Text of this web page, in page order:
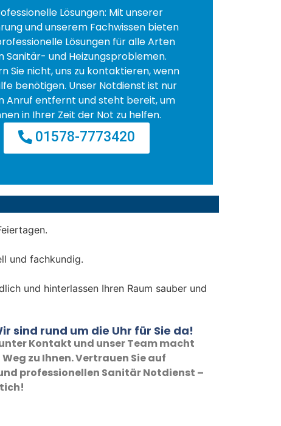
Lösungen: Mit unserer
und unserem Fachwissen bieten
Lösungen für alle Arten
Sanitär- und Heizungsproblemen.
Sie nicht, uns zu kontaktieren, wenn
benötigen. Unser Notdienst ist nur
Anruf entfernt und steht bereit, um
in Ihrer Zeit der Not zu helfen.
01578-7773420
und fachkundig.
und hinterlassen Ihren Raum sauber und
sind rund um die Uhr für Sie da!
Kontakt und unser Team macht
zu Ihnen. Vertrauen Sie auf
professionellen Sanitär Notdienst –